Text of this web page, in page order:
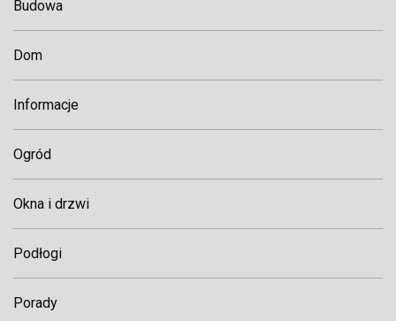
Budowa
Dom
Informacje
Ogród
Okna i drzwi
Podłogi
Porady